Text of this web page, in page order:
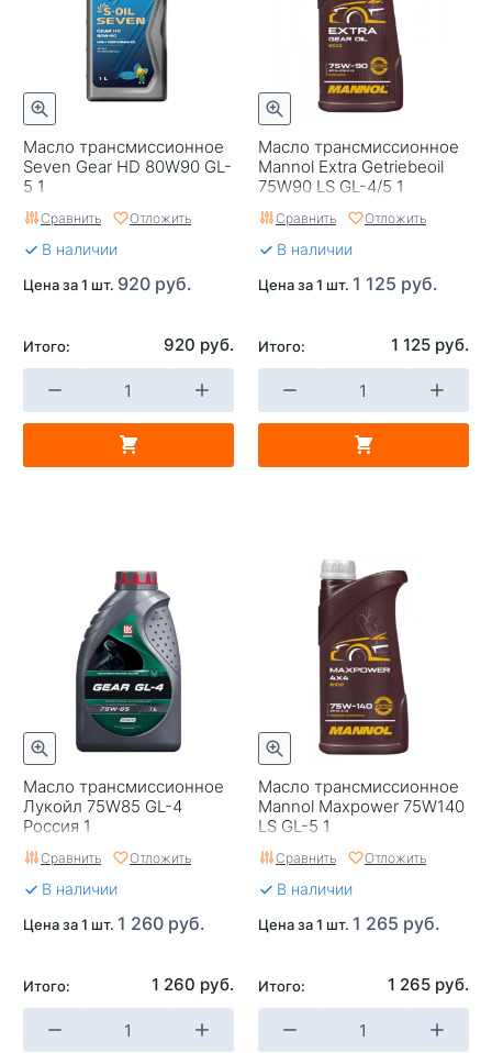
Масло трансмиссионное
Seven Gear HD 80W90 GL-
5 1
Сравнить Отложить
В наличии
Цена за 1 шт. 920 руб.
Итого: 920 руб.
Масло трансмиссионное
Mannol Extra Getriebeoil
75W90 LS GL-4/5 1
Сравнить Отложить
В наличии
Цена за 1 шт. 1 125 руб.
Итого: 1 125 руб.
Масло трансмиссионное
Лукойл 75W85 GL-4
Россия 1
Сравнить Отложить
В наличии
Цена за 1 шт. 1 260 руб.
Итого: 1 260 руб.
Масло трансмиссионное
Mannol Maxpower 75W140
LS GL-5 1
Сравнить Отложить
В наличии
Цена за 1 шт. 1 265 руб.
Итого: 1 265 руб.